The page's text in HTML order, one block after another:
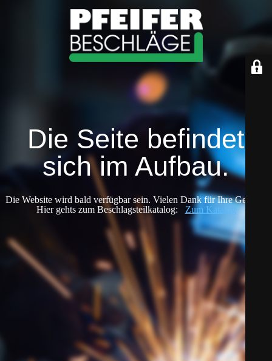
Die Seite befindet
sich im Aufbau.
Die Website wird bald verfügbar sein. Vielen Dank für Ihre Geduld!
Hier gehts zum Beschlagsteilkatalog: Zum Katalog